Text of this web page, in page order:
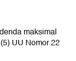
maksimal
UU Nomor 22